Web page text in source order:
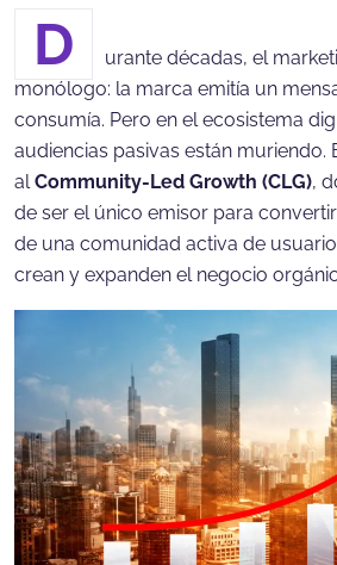
D
urante décadas, el
monólogo: la marca emitía un
consumía. Pero en el ecosistema
audiencias pasivas están muriendo.
alCommunity-Led Growth (CLG),
de ser el único emisor para
de una comunidad activa de
crean y expanden el negocio